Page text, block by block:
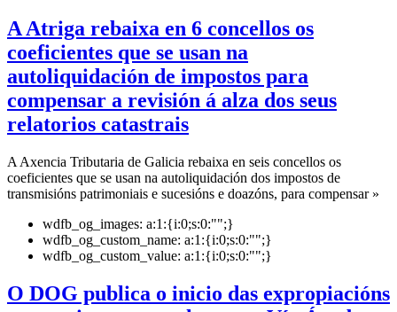
A Atriga rebaixa en 6 concellos os
coeficientes que se usan na
autoliquidación de impostos para
compensar a revisión á alza dos seus
relatorios catastrais
A Axencia Tributaria de Galicia rebaixa en seis concellos os
coeficientes que se usan na autoliquidación dos impostos de
transmisións patrimoniais e sucesións e doazóns, para compensar »
wdfb_og_images: a:1:{i:0;s:0:"";}
wdfb_og_custom_name: a:1:{i:0;s:0:"";}
wdfb_og_custom_value: a:1:{i:0;s:0:"";}
O DOG publica o inicio das expropiacións